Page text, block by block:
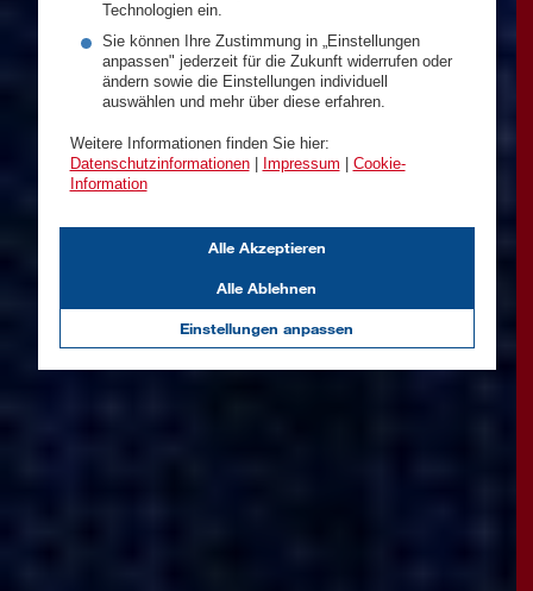
Technologien ein.
Sie können Ihre Zustimmung in „Einstellungen
anpassen" jederzeit für die Zukunft widerrufen oder
ändern sowie die Einstellungen individuell
auswählen und mehr über diese erfahren.
Weitere Informationen finden Sie hier:
Datenschutzinformationen| Impressum
Cookie-
Information
Einstellungen anpassen
Alle Ablehnen
Alle Akzeptieren